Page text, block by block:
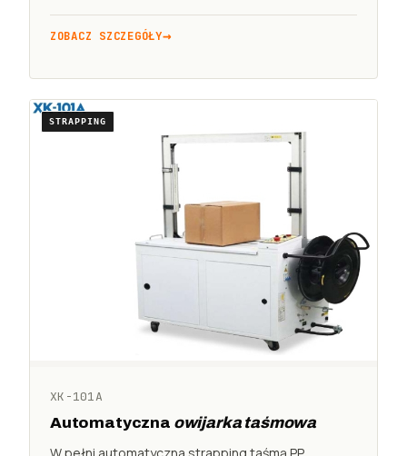
ZOBACZ SZCZEGÓŁY
STRAPPING
XK-101A
Automatyczna owijarka taśmowa